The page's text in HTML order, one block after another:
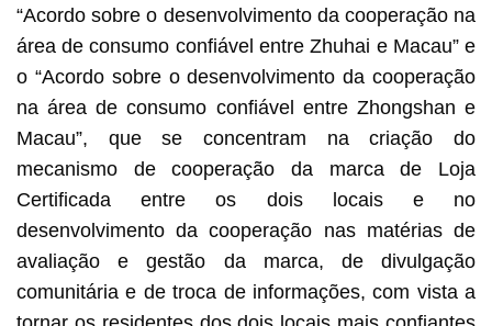
“Acordo sobre o desenvolvimento da cooperação na
área de consumo confiável entre Zhuhai e Macau” e
o “Acordo sobre o desenvolvimento da cooperação
na área de consumo confiável entre Zhongshan e
Macau”, que se concentram na criação do
mecanismo de cooperação da marca de Loja
Certificada entre os dois locais e no
desenvolvimento da cooperação nas matérias de
avaliação e gestão da marca, de divulgação
comunitária e de troca de informações, com vista a